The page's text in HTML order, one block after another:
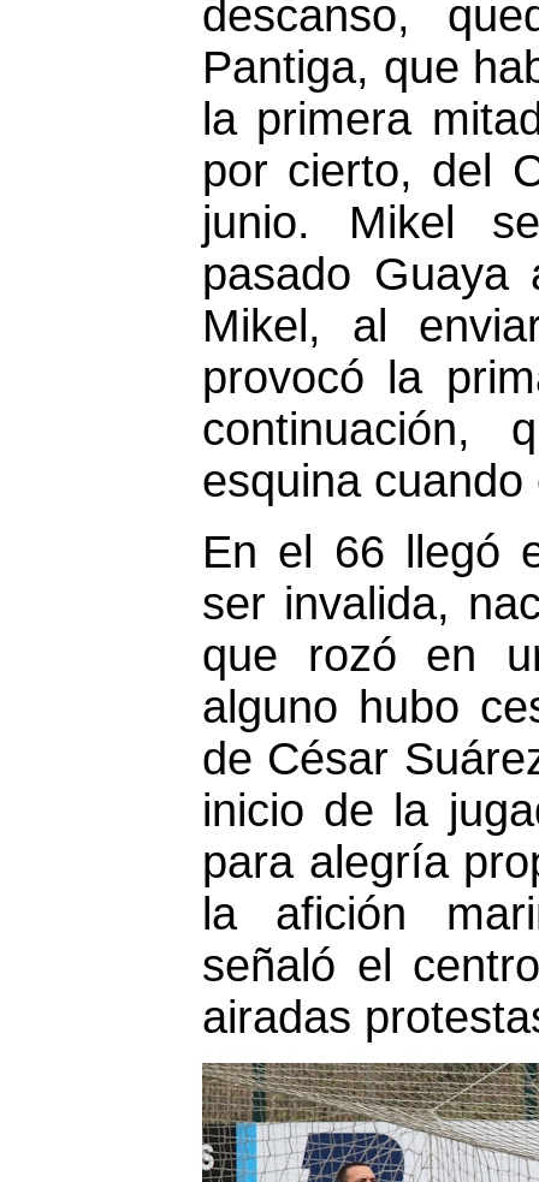
descanso,
Pantiga, que
la primera
por cierto, del
junio. Mikel
pasado Guaya
Mikel, al
provocó la
continuación,
esquina
En el 66 llegó
ser invalida,
que rozó en
alguno hubo
de César
inicio de la
para alegría
la afición
señaló el
airadas